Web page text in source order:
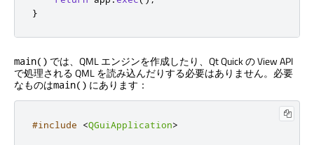
}
main() では、QML エンジンを作成したり、 Qt Quickの View API
で処理される QML を読み込んだりする必要はありません。必要
なものはmain() にあります：
#include <QGuiApplication>